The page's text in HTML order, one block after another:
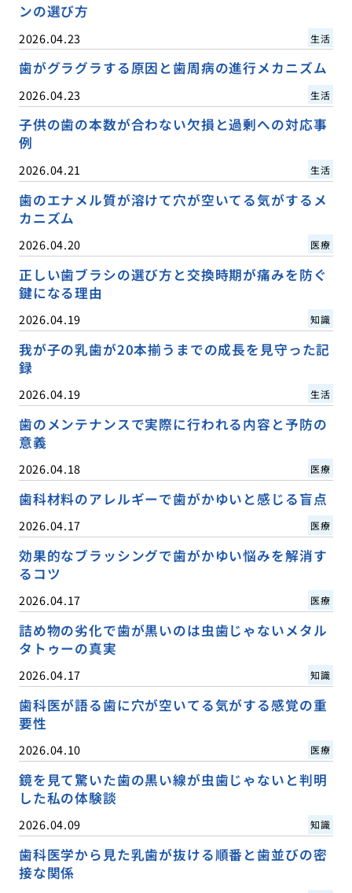
ンの選び方
2026.04.23 生活
歯がグラグラする原因と歯周病の進行メカニズム
2026.04.23 生活
子供の歯の本数が合わない欠損と過剰への対応事
例
2026.04.21 生活
歯のエナメル質が溶けて穴が空いてる気がするメ
カニズム
2026.04.20 医療
正しい歯ブラシの選び方と交換時期が痛みを防ぐ
鍵になる理由
2026.04.19 知識
我が子の乳歯が20本揃うまでの成長を見守った記
録
2026.04.19 生活
歯のメンテナンスで実際に行われる内容と予防の
意義
2026.04.18 医療
歯科材料のアレルギーで歯がかゆいと感じる盲点
2026.04.17 医療
効果的なブラッシングで歯がかゆい悩みを解消す
るコツ
2026.04.17 医療
詰め物の劣化で歯が黒いのは虫歯じゃないメタル
タトゥーの真実
2026.04.17 知識
歯科医が語る歯に穴が空いてる気がする感覚の重
要性
2026.04.10 医療
鏡を見て驚いた歯の黒い線が虫歯じゃないと判明
した私の体験談
2026.04.09 知識
歯科医学から見た乳歯が抜ける順番と歯並びの密
接な関係